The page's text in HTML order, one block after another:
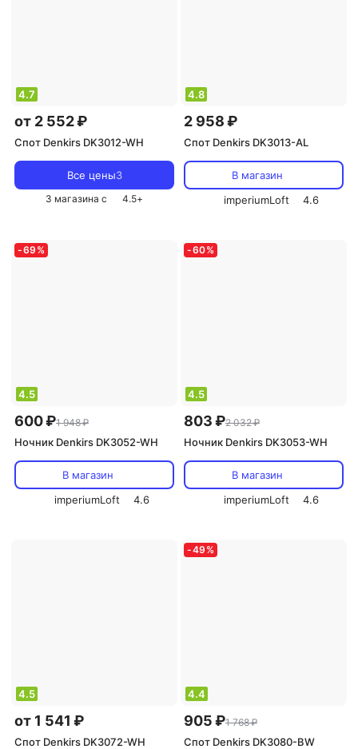
4.7
от 2 552 ₽
Спот Denkirs DK3012-WH
Все цены3
3 магазина с 4.5+
4.8
2 958 ₽
Спот Denkirs DK3013-AL
В магазин
imperiumLoft
4.6
-69 %
4.5
600 ₽1 948 ₽
Ночник Denkirs DK3052-WH
В магазин
imperiumLoft
4.6
-60%
4.5
803 ₽2 032 ₽
Ночник Denkirs DK3053-WH
В магазин
imperiumLoft
4.6
4.5
от 1 541 ₽
Спот Denkirs DK3072-WH
-49 %
4.4
905 ₽1 768 ₽
Спот Denkirs DK3080-BW